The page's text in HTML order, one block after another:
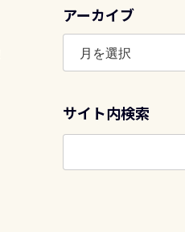
アーカイブ
ア
カ
ブ
サイト内検索